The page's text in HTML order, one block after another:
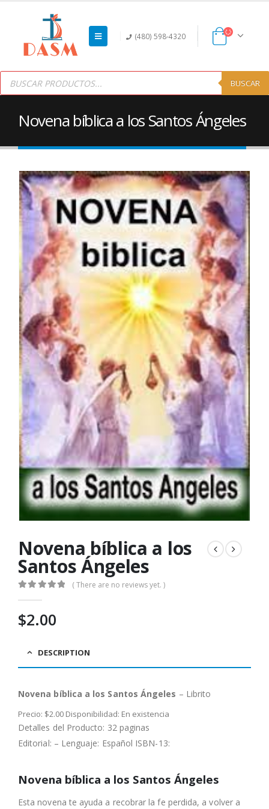
(480) 598-4320
Products
search BUSCAR
Novena bíblica a los Santos Ángeles
Novena bíblica a los
Santos Ángeles
( There are no reviews yet. )
$2.00
DESCRIPTION
Novena bíblica a los Santos Ángeles – Librito
Precio: $2.00 Disponibilidad: En existencia
Detalles del Producto: 32 paginas
Editorial: – Lenguaje: Español ISBN-13:
Novena bíblica a los Santos Ángeles
Esta novena te ayuda a recobrar la fe perdida, a volver a